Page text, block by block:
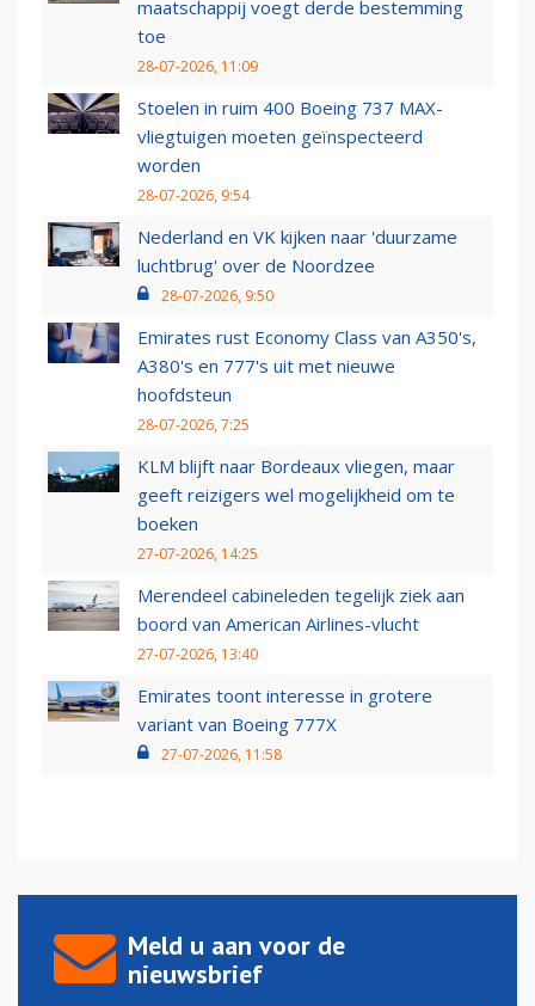
maatschappij voegt derde bestemming
toe
28-07-2026, 11:09
Stoelen in ruim 400 Boeing 737 MAX-
vliegtuigen moeten geïnspecteerd
worden
28-07-2026, 9:54
Nederland en VK kijken naar 'duurzame
luchtbrug' over de Noordzee
28-07-2026, 9:50
Emirates rust Economy Class van A350's,
A380's en 777's uit met nieuwe
hoofdsteun
28-07-2026, 7:25
KLM blijft naar Bordeaux vliegen, maar
geeft reizigers wel mogelijkheid om te
boeken
27-07-2026, 14:25
Merendeel cabineleden tegelijk ziek aan
boord van American Airlines-vlucht
27-07-2026, 13:40
Emirates toont interesse in grotere
variant van Boeing 777X
27-07-2026, 11:58
Meld u aan voor de
nieuwsbrief